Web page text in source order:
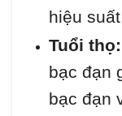
hiệu
Tuổi thọ:
bạc đạn
bạc đạn